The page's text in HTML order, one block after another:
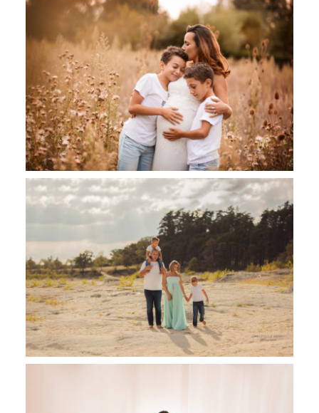
SABRINA ET SA JOLIE FAMILLE ,
SEANCE GROSSESSE MIDI PYRENEES
Véronique et sa jolie famille, séance
photo grossesse en extérieur Toulouse